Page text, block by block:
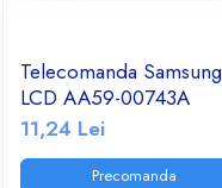
Telecomanda Samsung
LCD AA59-00743A
11,24 Lei
Precomanda